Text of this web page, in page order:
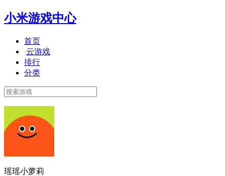
小米游戏中心
首页
云游戏
排行
分类
瑶瑶小萝莉